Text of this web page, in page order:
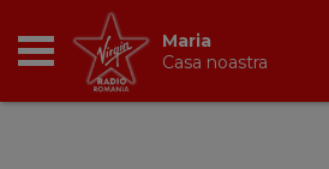
Trebuie
cu Valeriu Șerban